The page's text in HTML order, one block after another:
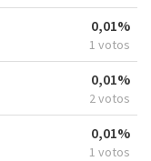
0,01%
1 votos
0,01%
2 votos
0,01%
1 votos